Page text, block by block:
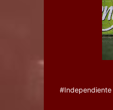
#Independiente